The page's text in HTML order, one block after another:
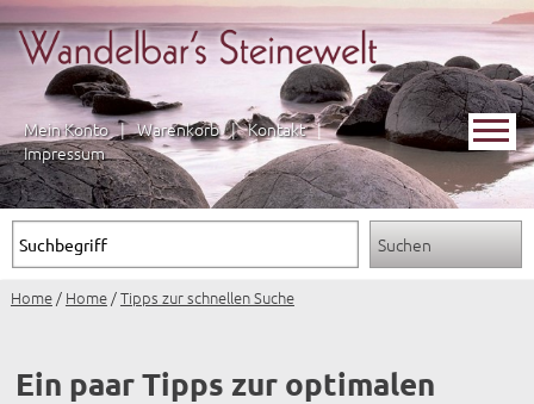
Mein Konto | Warenkorb | Kontakt |
Impressum
Home/ Home/Tipps zur schnellen Suche
Ein paar Tipps zur optimalen